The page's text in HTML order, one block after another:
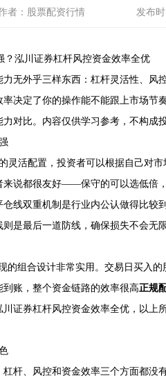
者：股票配资行情 发布
泓川证券杠杆风控资金效率全优
无外乎三样东西：杠杆灵活性、风
决定了你的操作能不能跟上市场
对比。内容仅供学习参考，不构成投
灵活配置，投资者可以根据自己对
说都很友好——保守的可以选低倍
线双重机制是行业内公认做得比较
是最后一道防线，确保损失不会无
的组合设计非常实用。交易日买入
账，整个资金链路的效率很高正规
证券杠杆风控资金效率全优，以上
杆、风控和资金效率三个方面都没